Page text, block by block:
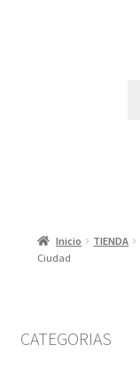
Inicio TIENDA
Ciudad
CATEGORIAS